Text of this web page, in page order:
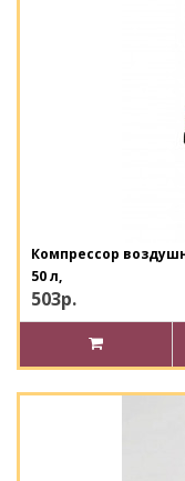
Компрессор
50 л,
503р.